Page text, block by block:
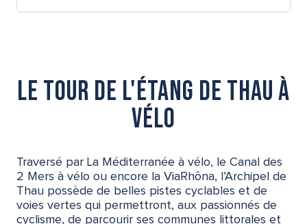
Le tour de l'étang de Thau à
vélo
Traversé par La Méditerranée à vélo, le Canal des
2 Mers à vélo ou encore la ViaRhôna, l’Archipel de
Thau possède de belles pistes cyclables et de
voies vertes qui permettront, aux passionnés de
cyclisme, de parcourir ses communes littorales et